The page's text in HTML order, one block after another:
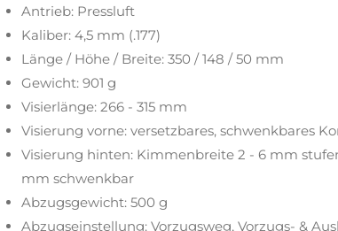
Antrieb: Pressluft
Kaliber: 4,5 mm (.177)
Länge / Höhe / Breite: 350 / 148 / 50 mm
Gewicht: 901 g
Visierlänge: 266 - 315 mm
Visierung vorne: versetzbares, schwenkbares
Visierung hinten: Kimmenbreite 2 - 6 mm
mm schwenkbar
Abzugsgewicht: 500 g
Abzugseinstellung: Vorzugsweg, Vorzugs- &